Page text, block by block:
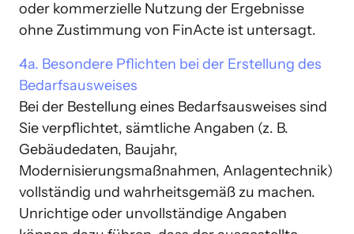
oder kommerzielle Nutzung der Ergebnisse
ohne Zustimmung von FinActe ist untersagt.
4a. Besondere Pflichten bei der Erstellung
Bei der Bestellung eines Bedarfsausweises sind
Sie verpflichtet, sämtliche Angaben (z. B.
Gebäudedaten, Baujahr,
Modernisierungsmaßnahmen, Anlagentechnik)
vollständig und wahrheitsgemäß zu machen.
Unrichtige oder unvollständige Angaben